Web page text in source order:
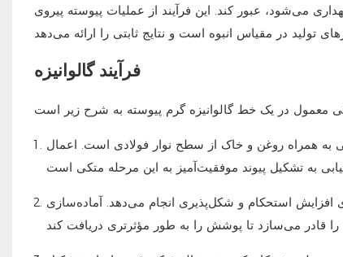
می‌شود، عبور کند. این فرآیند از عملیات پیوسته پیروی
فرآیند گالوانیزه
به همراه روغن و خاک از سطح نوار فولادی است. اعمال
افزایش استحکام و شکل‌پذیری انجام می‌دهد. آماده‌سازی